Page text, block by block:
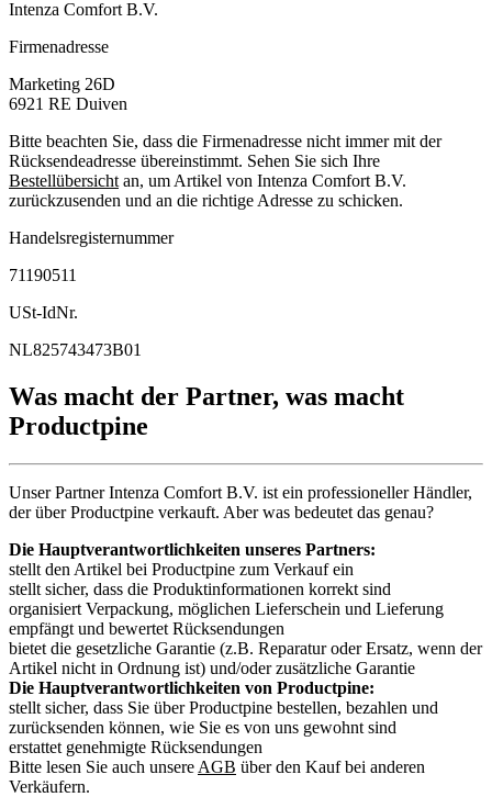
Intenza Comfort B.V.
Firmenadresse
Marketing 26D
6921 RE Duiven
Bitte beachten Sie, dass die Firmenadresse nicht immer mit der
Rücksendeadresse übereinstimmt. Sehen Sie sich Ihre
Bestellübersicht an, um Artikel von Intenza Comfort B.V.
zurückzusenden und an die richtige Adresse zu schicken.
Handelsregisternummer
71190511
USt-IdNr.
NL825743473B01
Was macht der Partner, was macht
Productpine
Unser Partner Intenza Comfort B.V. ist ein professioneller Händler,
der über Productpine verkauft. Aber was bedeutet das genau?
Die Hauptverantwortlichkeiten unseres Partners:
stellt den Artikel bei Productpine zum Verkauf ein
stellt sicher, dass die Produktinformationen korrekt sind
organisiert Verpackung, möglichen Lieferschein und Lieferung
empfängt und bewertet Rücksendungen
bietet die gesetzliche Garantie (z.B. Reparatur oder Ersatz, wenn der
Artikel nicht in Ordnung ist) und/oder zusätzliche Garantie
Die Hauptverantwortlichkeiten von Productpine:
stellt sicher, dass Sie über Productpine bestellen, bezahlen und
zurücksenden können, wie Sie es von uns gewohnt sind
erstattet genehmigte Rücksendungen
Bitte lesen Sie auch unsere AGB über den Kauf bei anderen
Verkäufern.